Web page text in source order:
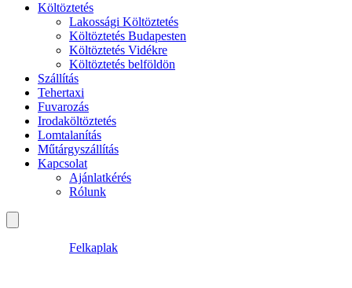
Költöztetés
Lakossági Költöztetés
Költöztetés Budapesten
Költöztetés Vidékre
Költöztetés belföldön
Szállítás
Tehertaxi
Fuvarozás
Irodaköltöztetés
Lomtalanítás
Műtárgyszállítás
Kapcsolat
Ajánlatkérés
Rólunk
Felkaplak